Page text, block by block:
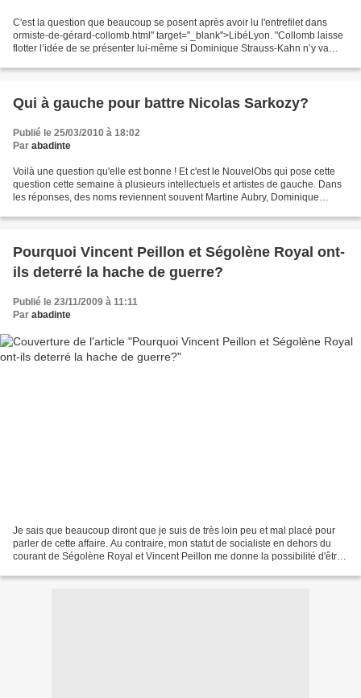
C'est la question que beaucoup se posent après avoir lu l'entrefilet dans
ormiste-de-gérard-collomb.html" target="_blank">LibéLyon. "Collomb laisse
flotter l’idée de se présenter lui-même si Dominique Strauss-Kahn n’y va
Qui à gauche pour battre Nicolas Sarkozy?
Publié le 25/03/2010 à 18:02
Par abadinte
Voilà une question qu'elle est bonne ! Et c'est le NouvelObs qui pose cette
question cette semaine à plusieurs intellectuels et artistes de gauche. Dans
les réponses, des noms reviennent souvent Martine Aubry, Dominique
Pourquoi Vincent Peillon et Ségolène Royal ont-
ils deterré la hache de guerre?
Publié le 23/11/2009 à 11:11
Par abadinte
Je sais que beaucoup diront que je suis de très loin peu et mal placé pour
parler de cette affaire. Au contraire, mon statut de socialiste en dehors du
courant de Ségolène Royal et Vincent Peillon me donne la possibilité d'être